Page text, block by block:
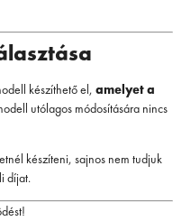
készíthető el, amelyet a
utólagos módosítására nincs
készíteni, sajnos nem tudjuk
díjat.